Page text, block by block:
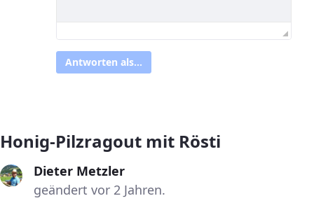
Antworten als...
Honig-Pilzragout mit Rösti
Dieter Metzler
geändert vor 2 Jahren.